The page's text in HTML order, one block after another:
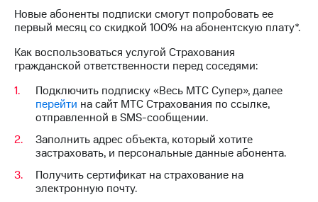
карта
для
Оформить
номер
Выбрать
красивый
номер
Заменить
SIM-
и подключите
ТВ
тарифом
Тарифы
Интернет,
ТВ и телефон
для дома
Услуги
Новые абоненты подписки смогут попробовать ее
первый месяц со скидкой 100% на абонентскую плату*.
Как воспользоваться услугой Страхования
гражданской ответственности перед соседями:
Подключить подписку «Весь МТС Супер», далее
перейти на сайт МТС Страхования по ссылке,
отправленной вSMS-сообщении.
Заполнить адрес объекта, который хотите
застраховать, и персональные данные абонента.
Получить сертификат на страхование на
электронную почту.